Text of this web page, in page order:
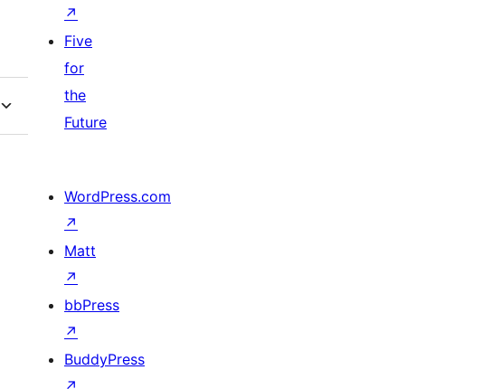
↗
Five
for
the
Future
WordPress.com
↗
Matt
↗
bbPress
↗
BuddyPress